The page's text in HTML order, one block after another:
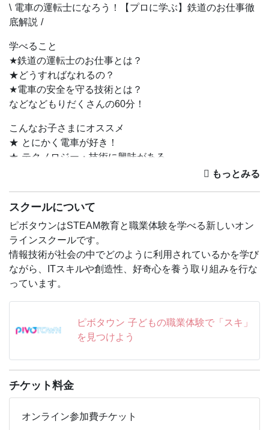
\ 電車の運転士になろう！【プロに学ぶ】鉄道のお仕事徹
底解説 /
学べること
★鉄道の運転士のお仕事とは？
★どうすればなれるの？
★電車の安全を守る技術とは？
などなどもりだくさんの60分！
こんなお子さまにオススメ
★ とにかく電車が好き！
★ テクノロジー・技術に興味がある
西上先生への質問も受け付けます！
電車が好きなお子さまにはピッタリのイベントです😍
今回限りの特別イベント！ぜひご参加くださいね✋
▼ 準備するもの
・インターネットに繋がるパソコン
・マイク/カメラ(パソコン付属のものでOK)
・イヤホン
申込後に記載のzoomにアクセスしてご参加ください。
▼ 講師紹介
西上いつき 先生
大学卒業後、名古屋鉄道株式会社に入社。運転士・指令所
などを経験したのち退社。その後、シンガポールの外資系
企業を経て、帰国後にIY Railroad Consultingを設立。 現
スクールについて
ピボタウンはSTEAM教育と職業体験を学べる新しいオン
ラインスクールです。
情報技術が社会の中でどのように利用されているかを学び
ながら、ITスキルや創造性、好奇心を養う取り組みを行な
っています。
ピボタウン 子どもの職業体験で「スキ」
を見つけよう
チケット料金
オンライン参加費チケット